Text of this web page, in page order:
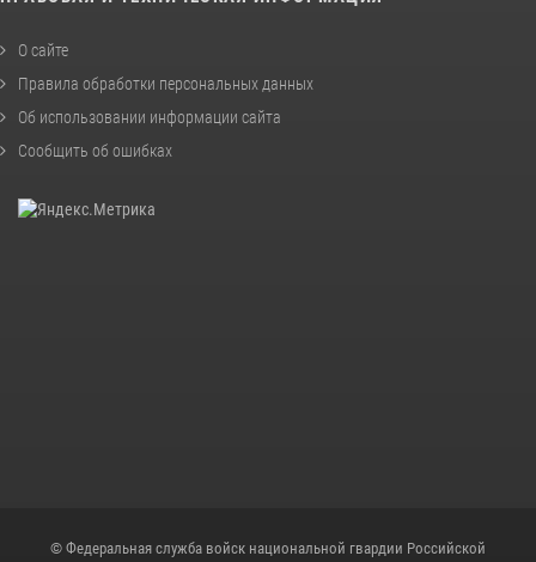
О сайте
Правила обработки персональных данных
Об использовании информации сайта
Сообщить об ошибках
© Федеральная служба войск национальной гвардии Российской